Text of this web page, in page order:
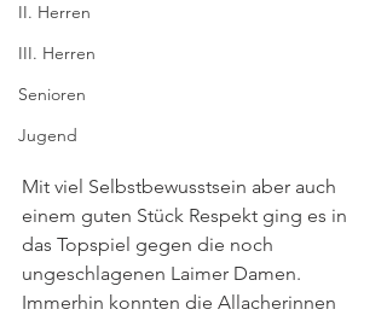
II. Herren
III. Herren
Senioren
Jugend
Mit viel Selbstbewusstsein aber auch
einem guten Stück Respekt ging es in
das Topspiel gegen die noch
ungeschlagenen Laimer Damen.
Immerhin konnten die Allacherinnen